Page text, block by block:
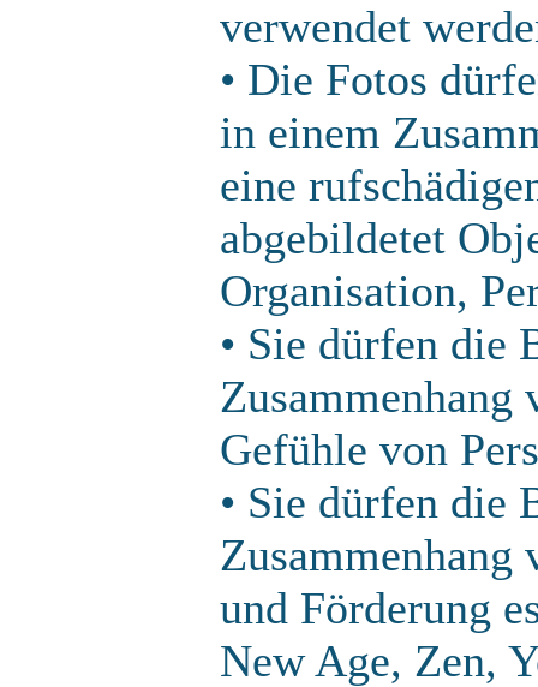
verwendet
• Die Fotos
in einem
eine
abgebildetet
Organisation,
• Sie dürfen die
Zusammenhang
Gefühle von
• Sie dürfen die
Zusammenhang
und Förderung
New Age, Zen,